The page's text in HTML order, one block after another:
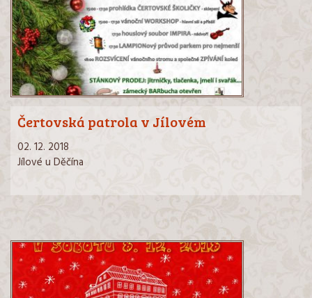
Čertovská patrola v Jílovém
02. 12. 2018
Jílové u Děčína